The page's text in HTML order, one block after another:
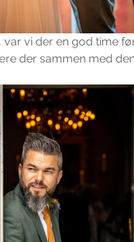
vi der en god time
der sammen med